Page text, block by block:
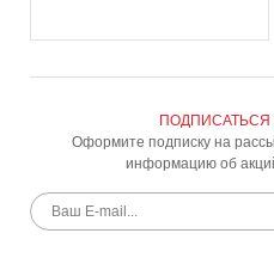
ПОДПИСАТЬСЯ
Оформите подписку на
информацию об